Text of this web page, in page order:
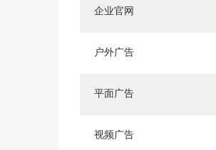
企业官网
户外广告
平面广告
视频广告